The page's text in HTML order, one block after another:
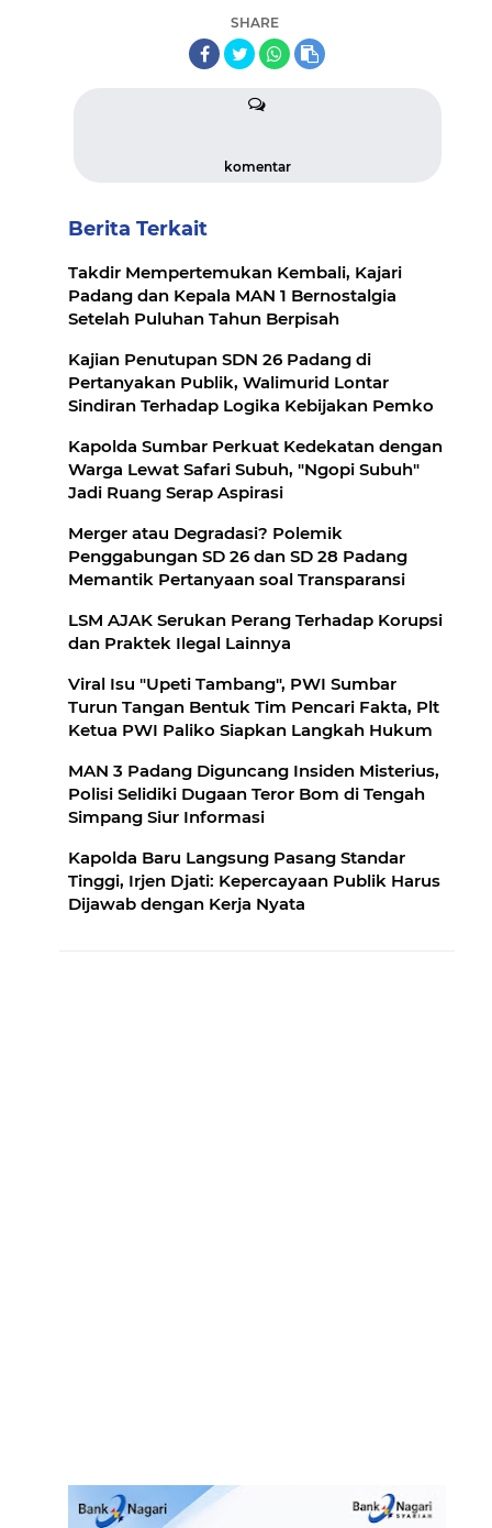
SHARE
komentar
Berita Terkait
Takdir Mempertemukan Kembali, Kajari
Padang dan Kepala MAN 1 Bernostalgia
Setelah Puluhan Tahun Berpisah
Kajian Penutupan SDN 26 Padang di
Pertanyakan Publik, Walimurid Lontar
Sindiran Terhadap Logika Kebijakan Pemko
Kapolda Sumbar Perkuat Kedekatan dengan
Warga Lewat Safari Subuh, "Ngopi Subuh"
Jadi Ruang Serap Aspirasi
Merger atau Degradasi? Polemik
Penggabungan SD 26 dan SD 28 Padang
Memantik Pertanyaan soal Transparansi
LSM AJAK Serukan Perang Terhadap Korupsi
dan Praktek Ilegal Lainnya
Viral Isu "Upeti Tambang", PWI Sumbar
Turun Tangan Bentuk Tim Pencari Fakta, Plt
Ketua PWI Paliko Siapkan Langkah Hukum
MAN 3 Padang Diguncang Insiden Misterius,
Polisi Selidiki Dugaan Teror Bom di Tengah
Simpang Siur Informasi
Kapolda Baru Langsung Pasang Standar
Tinggi, Irjen Djati: Kepercayaan Publik Harus
Dijawab dengan Kerja Nyata